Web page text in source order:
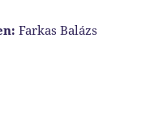
Farkas Balázs